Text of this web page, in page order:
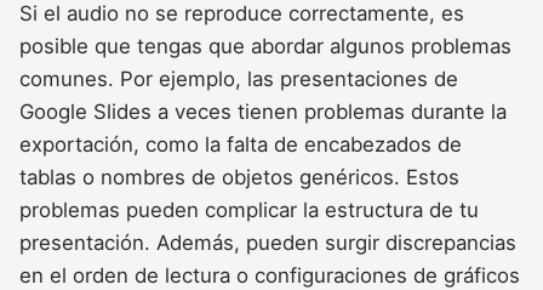
Si el audio no se reproduce correctamente, es
posible que tengas que abordar algunos problemas
comunes. Por ejemplo, las presentaciones de
Google Slides a veces tienen problemas durante la
exportación, como la falta de encabezados de
tablas o nombres de objetos genéricos. Estos
problemas pueden complicar la estructura de tu
presentación. Además, pueden surgir discrepancias
en el orden de lectura o configuraciones de gráficos